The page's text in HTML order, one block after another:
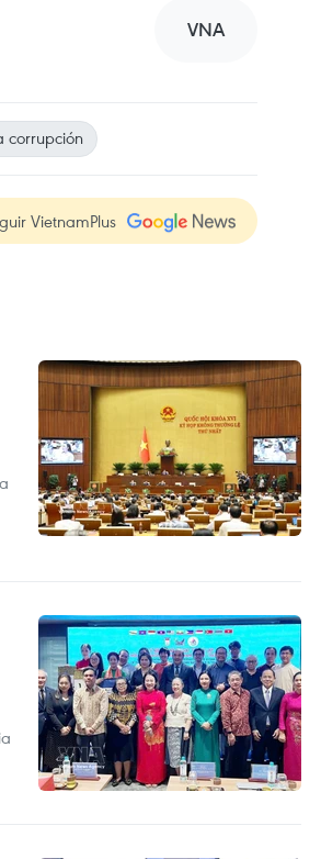
VNA
corrupción
VietnamPlus